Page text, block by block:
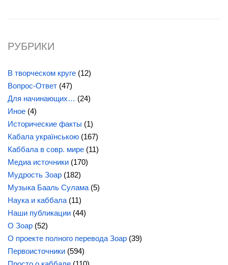
РУБРИКИ
В творческом круге (12)
Вопрос-Ответ (47)
Для начинающих… (24)
Иное (4)
Исторические факты (1)
Кабала українською (167)
Каббала в совр. мире (11)
Медиа источники (170)
Мудрость Зоар (182)
Музыка Бааль Сулама (5)
Наука и каббала (11)
Наши публикации (44)
О Зоар (52)
О проекте полного перевода Зоар (39)
Первоисточники (594)